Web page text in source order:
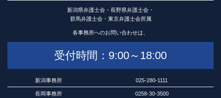
新潟県弁護士会・長野県弁護士会・
群馬弁護士会・東京弁護士会所属
各事務所へのお問い合わせは、
受付時間：9:00～18:00
新潟事務所 025-280-1111
長岡事務所 0258-30-3500